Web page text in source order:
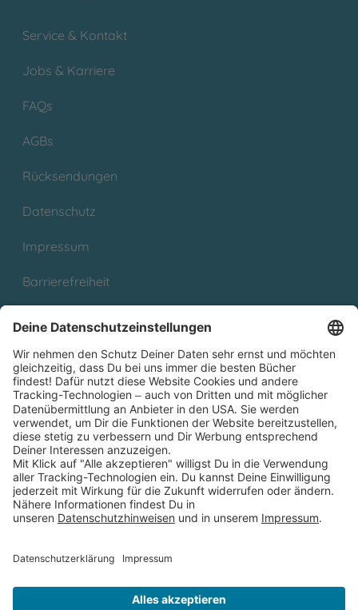
Service & Kontakt
Jobs & Karriere
FAQs
AGBs
Rücksendungen
Datenschutz
Impressum
Barrierefreiheit
Partnerprogramm (Affiliate)
Folge uns auf
* Versandkostenfrei ab 9,00 € Bestellwert innerhalb
Deutschlands
** Lieferzeit 1-3 Werktage innerhalb Deutschlands
Thienemann-Esslinger Verlag GmbH, Blumenstraße 36, D-70182